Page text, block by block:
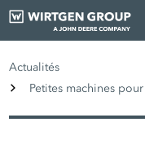
Actualités
Petites machines